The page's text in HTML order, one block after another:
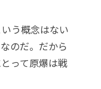
う概念はない
のだ。だから
って原爆は戦